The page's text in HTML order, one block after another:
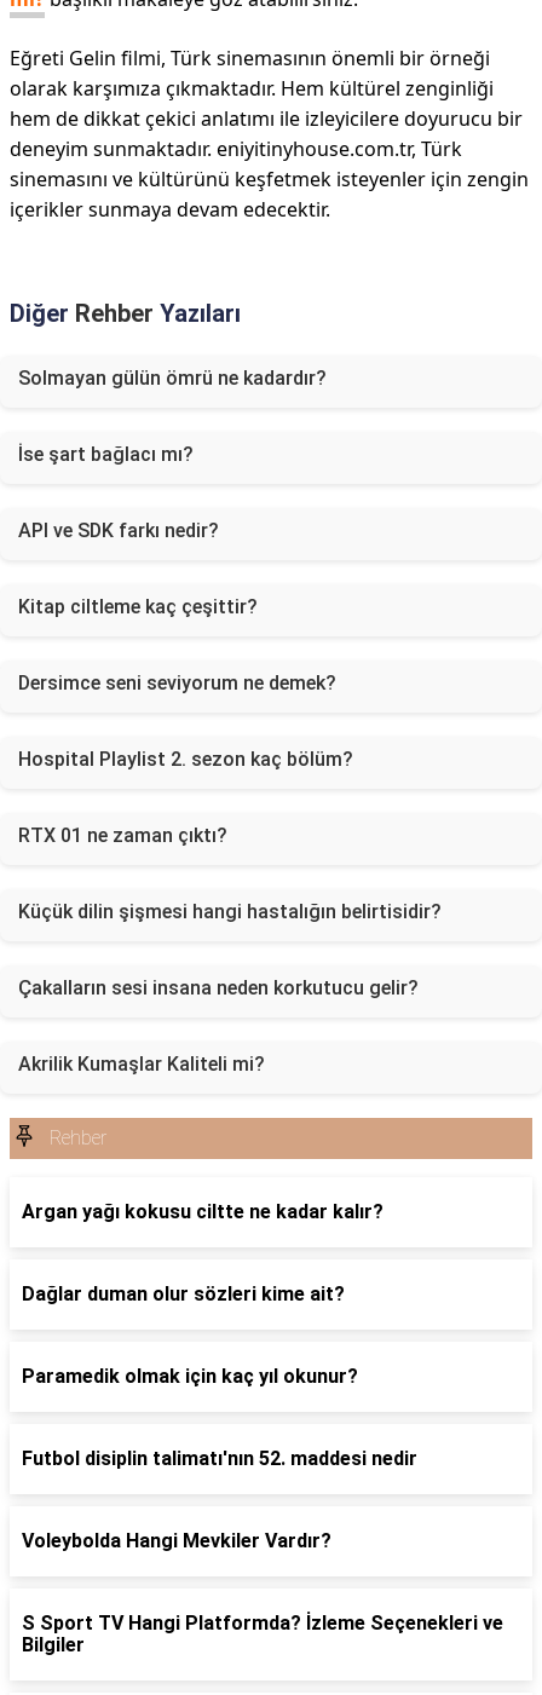
Eğreti Gelin filmi, Türk sinemasının önemli bir örneği
olarak karşımıza çıkmaktadır. Hem kültürel zenginliği
hem de dikkat çekici anlatımı ile izleyicilere doyurucu bir
deneyim sunmaktadır. eniyitinyhouse.com.tr, Türk
sinemasını ve kültürünü keşfetmek isteyenler için zengin
içerikler sunmaya devam edecektir.
Diğer Rehber Yazıları
Solmayan gülün ömrü ne kadardır?
İse şart bağlacı mı?
API ve SDK farkı nedir?
Kitap ciltleme kaç çeşittir?
Dersimce seni seviyorum ne demek?
Hospital Playlist 2. sezon kaç bölüm?
RTX 01 ne zaman çıktı?
Küçük dilin şişmesi hangi hastalığın belirtisidir?
Çakalların sesi insana neden korkutucu gelir?
Akrilik Kumaşlar Kaliteli mi?
Rehber
Argan yağı kokusu ciltte ne kadar kalır?
Dağlar duman olur sözleri kime ait?
Paramedik olmak için kaç yıl okunur?
Futbol disiplin talimatı'nın 52. maddesi nedir
Voleybolda Hangi Mevkiler Vardır?
S Sport TV Hangi Platformda? İzleme Seçenekleri ve
Bilgiler